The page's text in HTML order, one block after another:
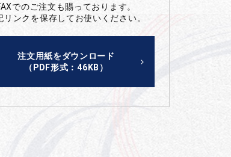
でのご注文も賜っております。
リンクを保存してお使いください。
注文用紙をダウンロード
（PDF形式：46KB）